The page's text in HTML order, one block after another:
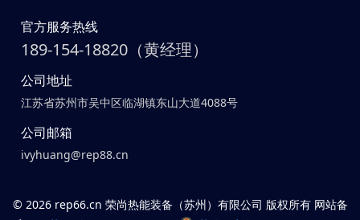
官方服务热线
189-154-18820（黄经理）
公司地址
江苏省苏州市吴中区临湖镇东山大道4088号
公司邮箱
ivyhuang@rep88.cn
© 2026 rep66.cn 荣尚热能装备（苏州）有限公司 版权所有 网站备